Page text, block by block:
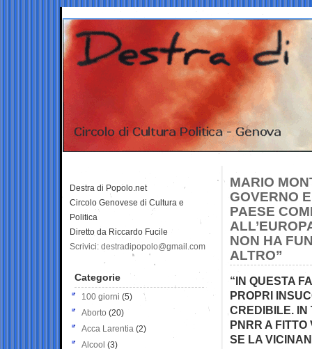
MARIO
GOVERNO
PAESE
NON HA
ALTRO”
“IN QUESTA
PROPRI
CREDIBILE. IN
PNRR A
SE LA
Destra di Popolo.net
Circolo Genovese di Cultura e
Politica
Diretto da Riccardo Fucile
Scrivici: destradipopolo@gmail.com
Categorie
100 giorni (5)
Aborto (20)
Acca Larentia (2)
Alcool (3)